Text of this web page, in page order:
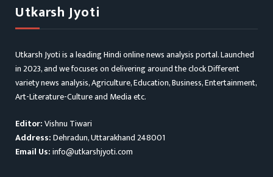
Utkarsh Jyoti
Utkarsh Jyoti is a leading Hindi online news analysis portal. Launched
in 2023, and we focuses on delivering around the clock Different
variety news analysis, Agriculture, Education, Business, Entertainment,
Art-Literature-Culture and Media etc.
Editor:Vishnu Tiwari
Address:Dehradun, Uttarakhand 248001
Email Us:info@utkarshjyoti.com